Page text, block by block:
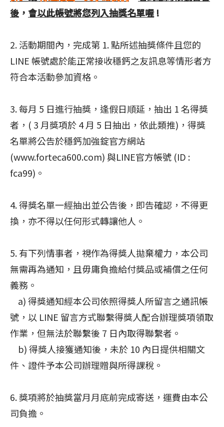
後 ， 會以此帳號將您列入抽獎名單喔!
2. 活動期間內，完成第 1. 點所述抽獎條件且您的
LINE 帳號處於能正常接收穩鈣之友訊息等情形者方
符合本活動參加資格。
3. 每月 5 日進行抽獎，逢假日順延，抽出 1 名得獎
者，( 3 月獎項於 4 月 5 日抽出，依此類推)，得獎
名單將公告於穩鈣加強錠官方網站
(www.forteca600.com) 與LINE官方帳號 (ID :
fca99)。
4. 得獎名單一經抽出並公告後，即告確認，不得更
換，亦不得以任何形式轉讓他人。
5. 有下列情事者，視作為得獎人拋棄權力，本公司
無需再為通知，且毋庸負擔給付獎品或補償之任何
義務。
a) 得獎通知經本公司依照得獎人所留言之通訊帳
號，以 LINE 留言方式聯繫得獎人配合辦理獎項領取
作業，但無法於聯繫後 7 日內取得聯繫者。
b) 得獎人接獲通知後，未於 10 內日提供相關文
件、證件予本公司辦理贈與所得課稅。
6. 獎項將於抽獎當月月底前完成寄送，運費由本公
司負擔。